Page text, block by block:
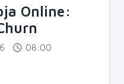
Online:
08:00